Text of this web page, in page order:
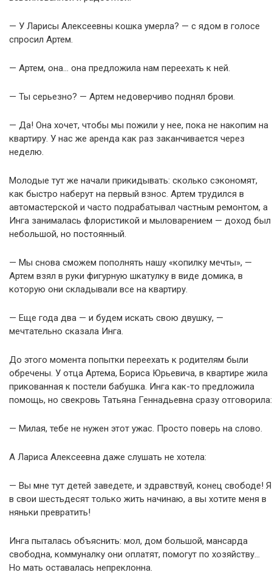
— У Ларисы Алексеевны кошка умерла? — с ядом в голосе
спросил Артем.
— Артем, она… она предложила нам переехать к ней.
— Ты серьезно? — Артем недоверчиво поднял брови.
— Да! Она хочет, чтобы мы пожили у нее, пока не накопим на
квартиру. У нас же аренда как раз заканчивается через
неделю.
Молодые тут же начали прикидывать: сколько сэкономят,
как быстро наберут на первый взнос. Артем трудился в
автомастерской и часто подрабатывал частным ремонтом, а
Инга занималась флористикой и мыловарением — доход был
небольшой, но постоянный.
— Мы снова сможем пополнять нашу «копилку мечты», —
Артем взял в руки фигурную шкатулку в виде домика, в
которую они складывали все на квартиру.
— Еще года два — и будем искать свою двушку, —
мечтательно сказала Инга.
До этого момента попытки переехать к родителям были
обречены. У отца Артема, Бориса Юрьевича, в квартире жила
прикованная к постели бабушка. Инга как-то предложила
помощь, но свекровь Татьяна Геннадьевна сразу отговорила:
— Милая, тебе не нужен этот ужас. Просто поверь на слово.
А Лариса Алексеевна даже слушать не хотела:
— Вы мне тут детей заведете, и здравствуй, конец свободе! Я
в свои шестьдесят только жить начинаю, а вы хотите меня в
няньки превратить!
Инга пыталась объяснить: мол, дом большой, мансарда
свободна, коммуналку они оплатят, помогут по хозяйству…
Но мать оставалась непреклонна.